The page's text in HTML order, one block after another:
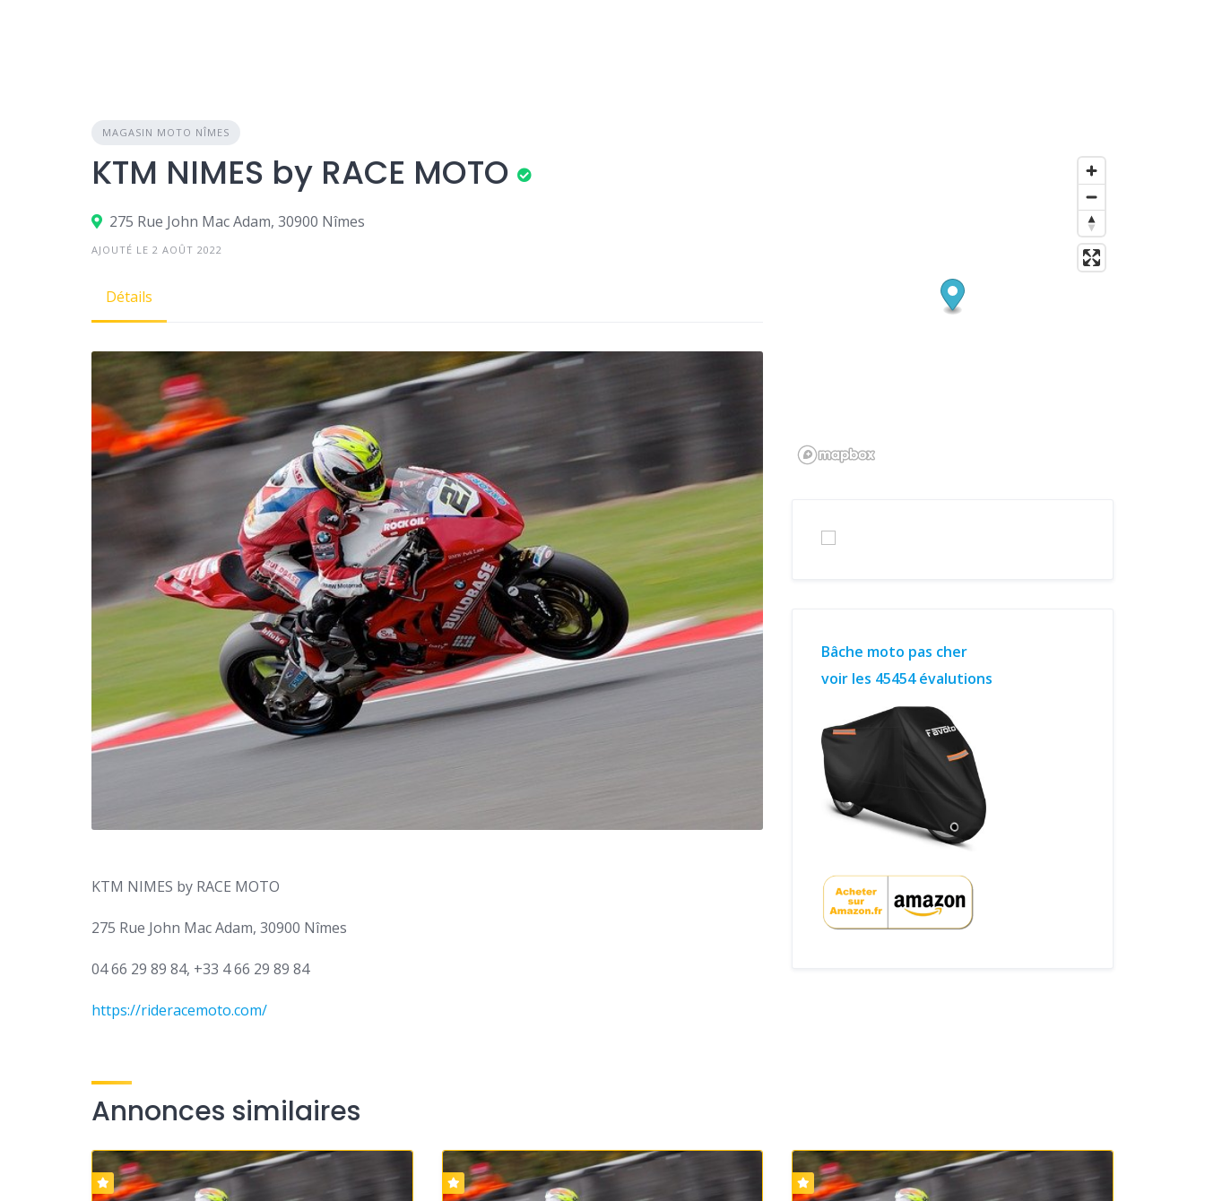
MAGASIN MOTO NÎMES
KTM NIMES by RACE MOTO
275 Rue John Mac Adam, 30900 Nîmes
AJOUTÉ LE 2 AOÛT 2022
Détails
KTM NIMES by RACE MOTO
275 Rue John Mac Adam, 30900 Nîmes
04 66 29 89 84, +33 4 66 29 89 84
https://rideracemoto.com/
Bâche moto pas cher
voir les 45454 évalutions
Annonces similaires